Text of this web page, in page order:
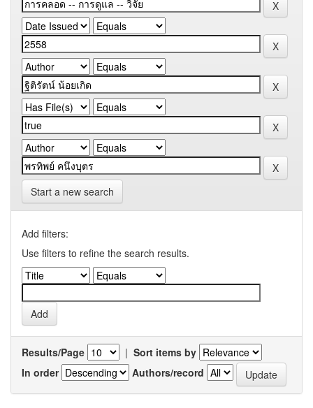
Start a new search
Add filters:
Use filters to refine the search results.
Results/Page | Sort items by
In order
Authors/record